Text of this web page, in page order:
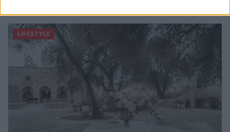
LIFESTYLE